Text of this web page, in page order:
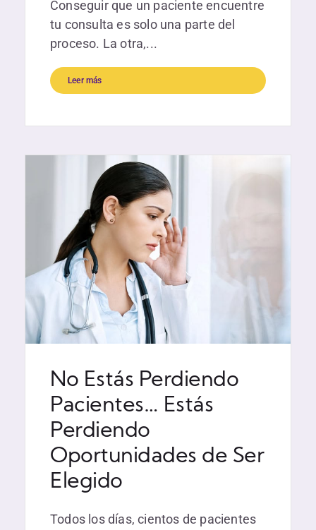
Conseguir que un paciente encuentre
tu consulta es solo una parte del
proceso. La otra,...
Leer más
No Estás Perdiendo
Pacientes… Estás
Perdiendo
Oportunidades de Ser
Elegido
Todos los días, cientos de pacientes